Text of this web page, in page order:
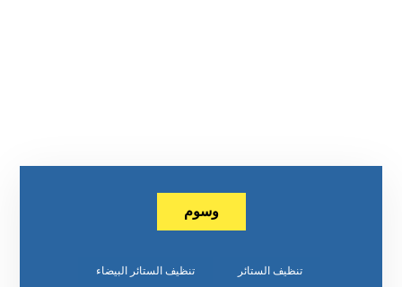
وسوم
تنظيف الستائر تنظيف الستائر البيضاء